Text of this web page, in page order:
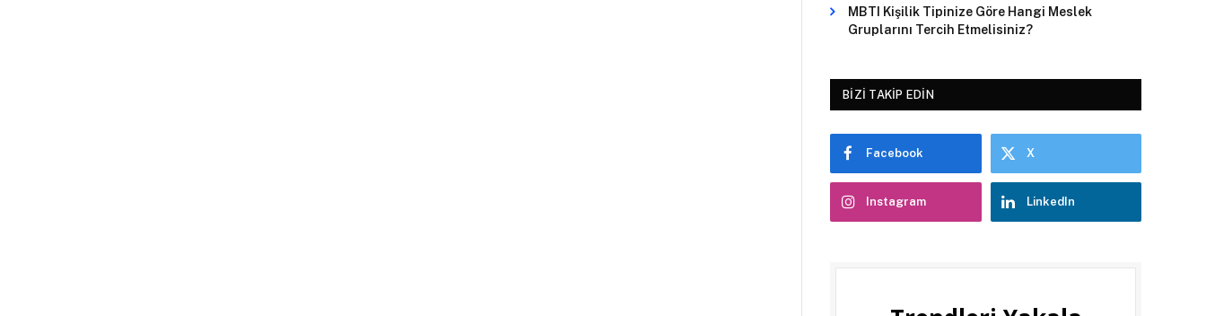
MBTI Kişilik Tipinize Göre Hangi Meslek
Gruplarını Tercih Etmelisiniz?
BIZI TAKIP EDIN
Facebook X
Instagram LinkedIn